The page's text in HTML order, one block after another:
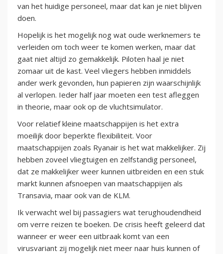
van het huidige personeel, maar dat kan je niet blijven
doen.
Hopelijk is het mogelijk nog wat oude werknemers te
verleiden om toch weer te komen werken, maar dat
gaat niet altijd zo gemakkelijk. Piloten haal je niet
zomaar uit de kast. Veel vliegers hebben inmiddels
ander werk gevonden, hun papieren zijn waarschijnlijk
al verlopen. Ieder half jaar moeten een test afleggen
in theorie, maar ook op de vluchtsimulator.
Voor relatief kleine maatschappijen is het extra
moeilijk door beperkte flexibiliteit. Voor
maatschappijen zoals Ryanair is het wat makkelijker. Zij
hebben zoveel vliegtuigen en zelfstandig personeel,
dat ze makkelijker weer kunnen uitbreiden en een stuk
markt kunnen afsnoepen van maatschappijen als
Transavia, maar ook van de KLM.
Ik verwacht wel bij passagiers wat terughoudendheid
om verre reizen te boeken. De crisis heeft geleerd dat
wanneer er weer een uitbraak komt van een
virusvariant zij mogelijk niet meer naar huis kunnen of